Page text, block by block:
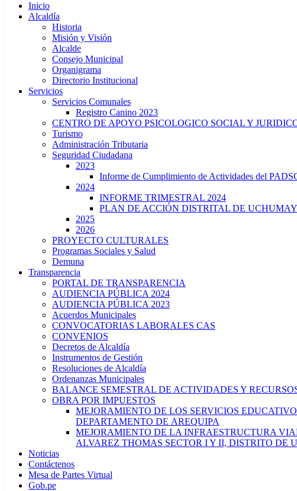
Inicio
Alcaldía
Historia
Misión y Visión
Alcalde
Consejo Municipal
Organigrama
Directorio Institucional
Servicios
Servicios Comunales
Registro Canino 2023
CENTRO DE APOYO PSICOLOGICO SOCIAL Y
Turismo
Administración Tributaria
Seguridad Ciudadana
2023
Informe de Cumplimiento de Actividades del
2024
INFORME TRIMESTRAL 2024
PLAN DE ACCIÓN DISTRITAL DE
2025
2026
PROYECTO CULTURALES
Programas Sociales y Salud
Demuna
Transparencia
PORTAL DE TRANSPARENCIA
AUDIENCIA PÚBLICA 2024
AUDIENCIA PÚBLICA 2023
Acuerdos Municipales
CONVOCATORIAS LABORALES CAS
CONVENIOS
Decretos de Alcaldía
Instrumentos de Gestión
Resoluciones de Alcaldía
Ordenanzas Municipales
BALANCE SEMESTRAL DE ACTIVIDADES Y
OBRA POR IMPUESTOS
MEJORAMIENTO DE LOS SERVICIOS
DEPARTAMENTO DE AREQUIPA
MEJORAMIENTO DE LA INFRAESTRUCTURA
ALVAREZ THOMAS SECTOR I Y II, DISTRITO DE
Noticias
Contáctenos
Mesa de Partes Virtual
Gob.pe